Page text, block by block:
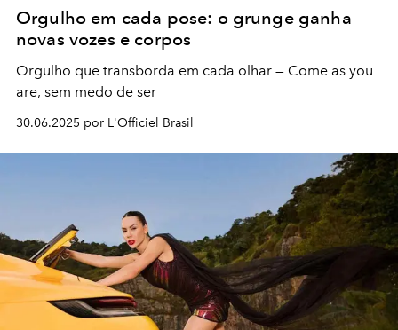
Orgulho em cada pose: o grunge ganha
novas vozes e corpos
Orgulho que transborda em cada olhar — Come as you
are, sem medo de ser
30.06.2025 por L'Officiel Brasil